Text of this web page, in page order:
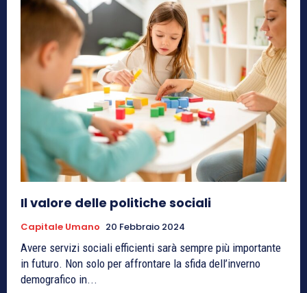
Il valore delle politiche sociali
Capitale Umano 20 Febbraio 2024
Avere servizi sociali efficienti sarà sempre più importante
in futuro. Non solo per affrontare la sfida dell’inverno
demografico in...